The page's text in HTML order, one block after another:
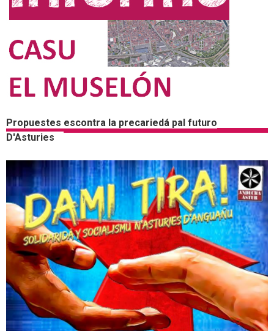
Propuestes escontra la precariedá pal futuro
D'Asturies